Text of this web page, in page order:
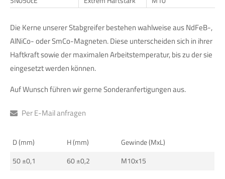
+44 1234 567 890
Drop us a line
info@yourdomain.com
About us
Lorem ipsum dolor sit amet, consectetuer adipiscing elit.
sociis natoque penatibus et magnis dis parturient montes,
Die Kerne unserer Stabgreifer bestehen wahlweise aus NdFeB-,
AlNiCo- oder SmCo-Magneten. Diese unterscheiden sich in ihrer
Haftkraft sowie der maximalen Arbeitstemperatur, bis zu der sie
eingesetzt werden können.
Auf Wunsch führen wir gerne Sonderanfertigungen aus.
Per E-Mail anfragen
D (mm) H (mm)
Gewinde (MxL)
50 ±0,1
60 ±0,2 M10x15